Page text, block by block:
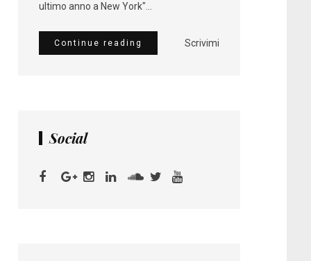
ultimo anno a New York"...
Scrivimi
Continue reading
Social